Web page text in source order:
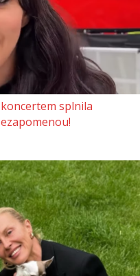
koncertem splnila